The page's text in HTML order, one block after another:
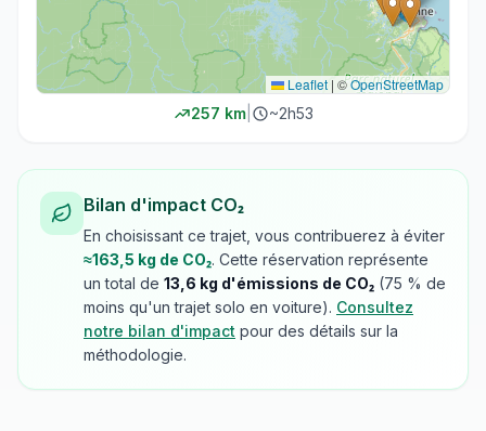
Leaflet | ©OpenStreetMap
257 km| ~2h53
Bilan d'impact CO₂
En choisissant ce trajet, vous contribuerez à éviter
≈163,5 kg de CO₂. Cette réservation représente
un total de 13,6 kg d'émissions de CO₂ (75 % de
moins qu'un trajet solo en voiture). Consultez
notre bilan d'impact pour des détails sur la
méthodologie.